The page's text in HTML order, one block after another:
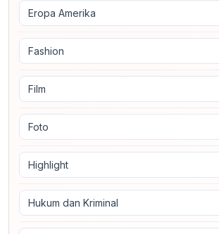
Eropa Amerika
Fashion
Film
Foto
Highlight
Hukum dan Kriminal